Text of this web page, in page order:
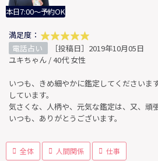
本日7:00～予約OK
満足度：
電話占い
［投稿日］2019年10月05日
ユキちゃん / 40代 女性
いつも、きめ細やかに鑑定してくださいま
しています。
気さくな、人柄や、元気な鑑定は、又、頑
いつも、ありがとうございます。
全体 人間関係 仕事